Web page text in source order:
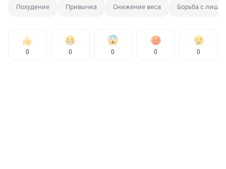
Похудение Привычка Снижение веса Борьба с
0 0 0 0 0